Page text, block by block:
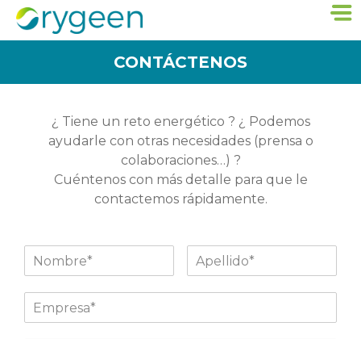
CONTÁCTENOS
¿ Tiene un reto energético ? ¿ Podemos
ayudarle con otras necesidades (prensa o
colaboraciones…) ?
Cuéntenos con más detalle para que le
contactemos rápidamente.